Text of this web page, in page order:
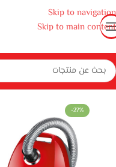
Skip to navigation
Skip to main content
منزلية صغيرة أجهزة منزلية
-27%